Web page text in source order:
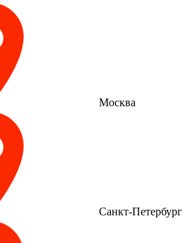
Москва
Санкт-Петербург